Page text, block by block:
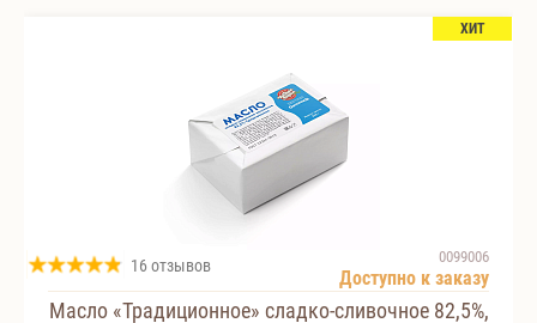
ХИТ
16 отзывов 0099006
Доступно к заказу
Масло «Традиционное» сладко-сливочное 82,5%,